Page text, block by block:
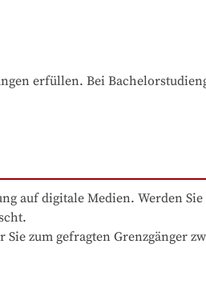
erfüllen. Bei
auf digitale Medien. Werden
zum gefragten Grenzgänger